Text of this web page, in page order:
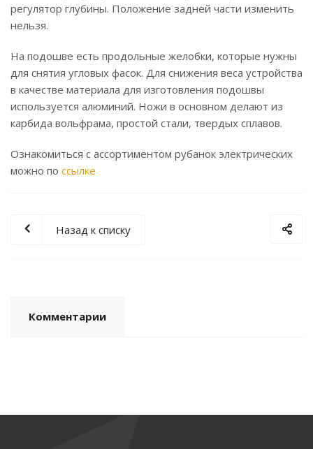
регулятор глубины. Положение задней части изменить
нельзя.
На подошве есть продольные желобки, которые нужны
для снятия угловых фасок. Для снижения веса устройства
в качестве материала для изготовления подошвы
используется алюминий. Ножи в основном делают из
карбида вольфрама, простой стали, твердых сплавов.
Ознакомиться с ассортиментом рубанок электрических
можно по ссылке
Назад к списку
Комментарии